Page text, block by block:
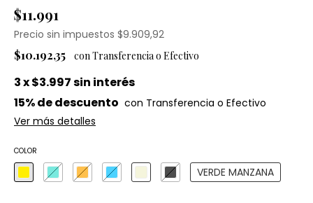
$11.991
Precio sin impuestos $9.909,92
$10.192,35
3x$3.997sin interés
15% de descuento
Ver más detalles
COLOR
VERDE MANZANA